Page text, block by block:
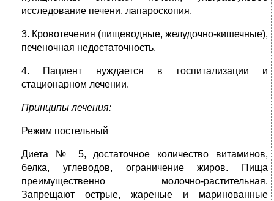
исследование печени, лапароскопия.
3. Кровотечения (пищеводные, желудочно-кишечные),
печеночная недостаточность.
4. Пациент нуждается в госпитализации и
стационарном лечении.
Принципы лечения:
Режим постельный
Диета № 5, достаточное количество витаминов,
белка, углеводов, ограничение жиров. Пища
преимущественно молочно-растительная.
Запрещают острые, жареные и маринованные